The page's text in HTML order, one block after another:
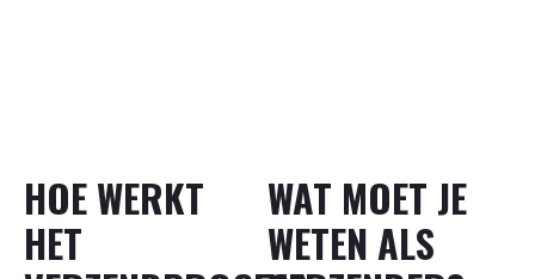
HOE WERKT
HET
WAT MOET JE
WETEN ALS